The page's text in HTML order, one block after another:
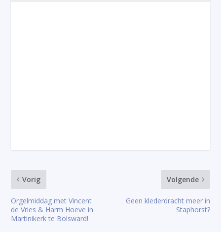
Vorig
Orgelmiddag met Vincent
de Vries & Harm Hoeve in
Martinikerk te Bolsward!
Volgende
Geen klederdracht meer in
Staphorst?